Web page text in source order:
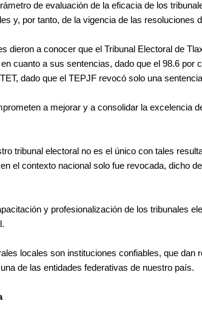
de evaluación de la eficacia de los
y, por tanto, de la vigencia de las resoluciones
dieron a conocer que el Tribunal Electoral de
cuanto a sus sentencias, dado que el 98.6
dado que el TEPJF revocó solo una
a mejorar y a consolidar la excelencia
tribunal electoral no es el único con tales
el contexto nacional solo fue revocada, dicho
y profesionalización de los tribunales
locales son instituciones confiables, que
de las entidades federativas de nuestro país.